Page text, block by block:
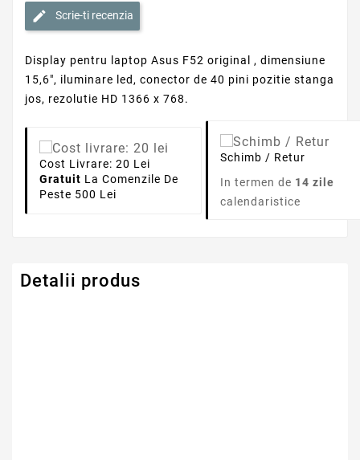
Scrie-ti recenzia
Display pentru laptop Asus F52 original , dimensiune
15,6", iluminare led, conector de 40 pini pozitie stanga
jos, rezolutie HD 1366 x 768.
Cost Livrare: 20 Lei
Gratuit La Comenzile De
Peste 500 Lei
Schimb / Retur
In termen de 14 zile
calendaristice
Detalii produs